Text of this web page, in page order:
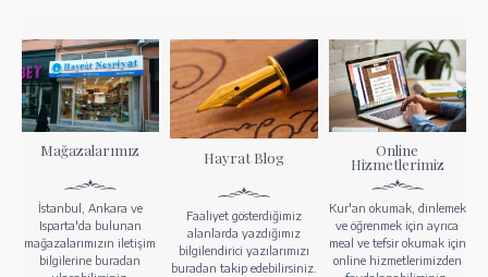
Mağazalarımız
İstanbul, Ankara ve
Isparta'da bulunan
mağazalarımızın iletişim
bilgilerine buradan
Hayrat Blog
Faaliyet gösterdiğimiz
alanlarda yazdığımız
bilgilendirici yazılarımızı
buradan takip edebilirsiniz.
Online
Hizmetlerimiz
Kur'an okumak, dinlemek
ve öğrenmek için ayrıca
meal ve tefsir okumak için
online hizmetlerimizden